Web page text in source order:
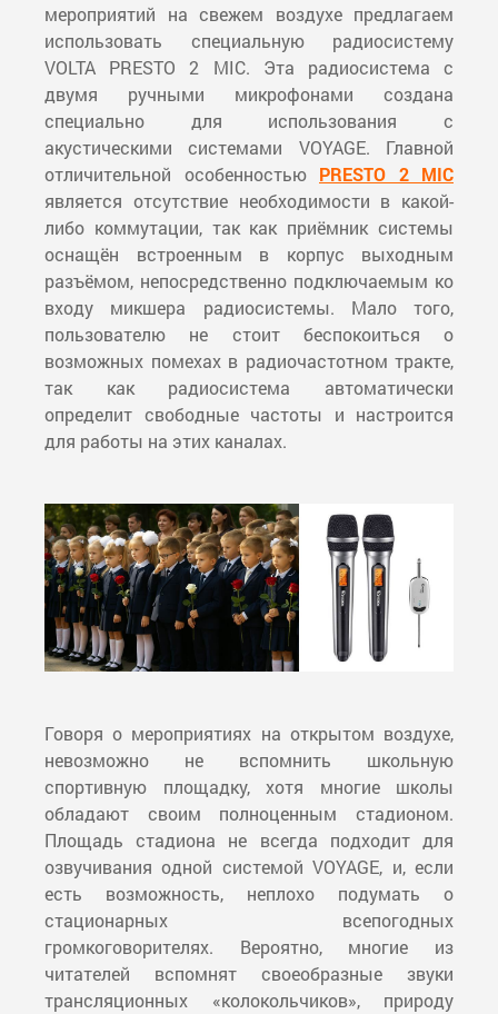
мероприятий на свежем воздухе предлагаем
использовать специальную радиосистему
VOLTA PRESTO 2 MIC. Эта радиосистема с
двумя ручными микрофонами создана
специально для использования с
акустическими системами VOYAGE. Главной
отличительной особенностью PRESTO 2 MIC
является отсутствие необходимости в какой-
либо коммутации, так как приёмник системы
оснащён встроенным в корпус выходным
разъёмом, непосредственно подключаемым ко
входу микшера радиосистемы. Мало того,
пользователю не стоит беспокоиться о
возможных помехах в радиочастотном тракте,
так как радиосистема автоматически
определит свободные частоты и настроится
для работы на этих каналах.
Говоря о мероприятиях на открытом воздухе,
невозможно не вспомнить школьную
спортивную площадку, хотя многие школы
обладают своим полноценным стадионом.
Площадь стадиона не всегда подходит для
озвучивания одной системой VOYAGE, и, если
есть возможность, неплохо подумать о
стационарных всепогодных
громкоговорителях. Вероятно, многие из
читателей вспомнят своеобразные звуки
трансляционных «колокольчиков», природу